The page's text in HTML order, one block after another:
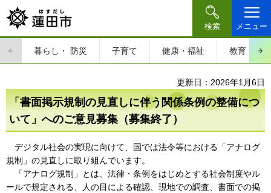
検索 メニュー
暮らし・ 防災 子育て 健康・福祉 教育・文
更新日：2026年1月6日
「書面掲示規制の見直しに伴う関係条例の整備につ
いて」へのご意見募集（募集終了）
デジタル社会の実現に向けて、国では法令等における「アナログ
規制」の見直しに取り組んでいます。
「アナログ規制」とは、法律・条例をはじめとする社会制度やル
ールで規定される、人の目による確認、現地での調査、書面での掲